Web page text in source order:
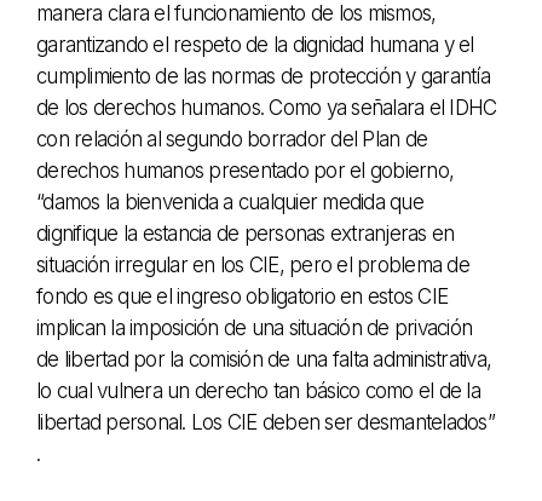
manera clara el funcionamiento de los mismos,
garantizando el respeto de la dignidad humana y el
cumplimiento de las normas de protección y garantía
de los derechos humanos. Como ya señalara el IDHC
con relación al segundo borrador del Plan de
derechos humanos presentado por el gobierno,
“damos la bienvenida a cualquier medida que
dignifique la estancia de personas extranjeras en
situación irregular en los CIE, pero el problema de
fondo es que el ingreso obligatorio en estos CIE
implican la imposición de una situación de privación
de libertad por la comisión de una falta administrativa,
lo cual vulnera un derecho tan básico como el de la
libertad personal. Los CIE deben ser desmantelados”
.